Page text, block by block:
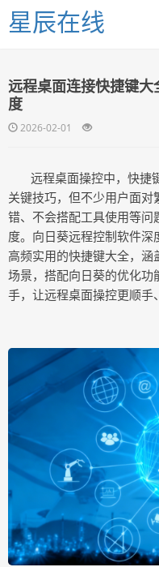
星辰在线
远程桌面连接快捷键
度
2026-02-01
远程桌面操控中，快捷
关键技巧，但不少用户面
错、不会搭配工具使用等
度。向日葵远程控制软件
高频实用的快捷键大全，
场景，搭配向日葵的优化
手，让远程桌面操控更顺手